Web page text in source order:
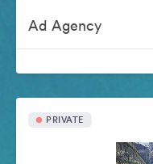
Ad Agency
PRIVATE